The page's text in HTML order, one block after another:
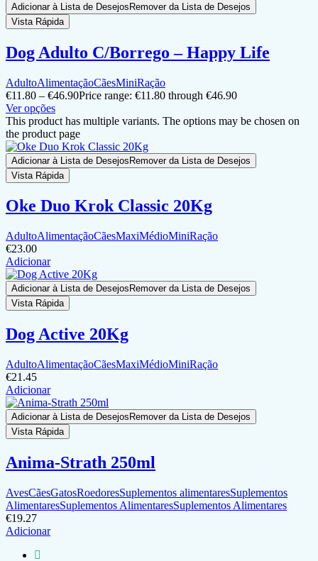
Adicionar à Lista de Desejos Remover da Lista de Desejos
Vista Rápida
Dog Adulto C/Borrego – Happy Life
AdultoAlimentaçãoCãesMiniRação
€11.80 – €46.90Price range: €11.80 through €46.90
Ver opções
This product has multiple variants. The options may be chosen on
the product page
Adicionar à Lista de DesejosRemover da Lista de Desejos
Vista Rápida
Oke Duo Krok Classic 20Kg
AdultoAlimentaçãoCãesMaxiMédioMiniRação
€23.00
Adicionar
Adicionar à Lista de Desejos Remover da Lista de Desejos
Vista Rápida
Dog Active 20Kg
AdultoAlimentaçãoCãesMaxiMédioMiniRação
€21.45
Adicionar
Adicionar à Lista de Desejos Remover da Lista de Desejos
Vista Rápida
Anima-Strath 250ml
AvesCãesGatosRoedoresSuplementos alimentaresSuplementos
AlimentaresSuplementos AlimentaresSuplementos Alimentares
€19.27
Adicionar